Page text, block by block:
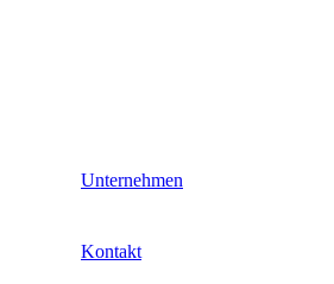
Unternehmen
Kontakt